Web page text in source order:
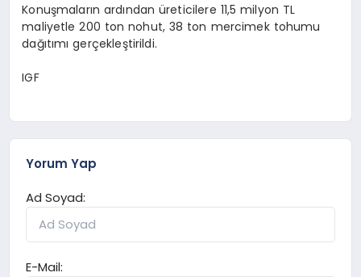
Konuşmaların ardından üreticilere 11,5 milyon TL
maliyetle 200 ton nohut, 38 ton mercimek tohumu
dağıtımı gerçekleştirildi.
IGF
Yorum Yap
Ad Soyad:
E-Mail: